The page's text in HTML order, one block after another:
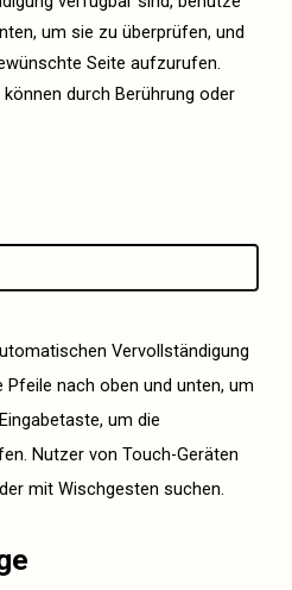
um sie zu überprüfen, und
Seite aufzurufen.
durch Berührung oder
Vervollständigung
nach oben und unten, um
um die
Nutzer von Touch-Geräten
mit Wischgesten suchen.